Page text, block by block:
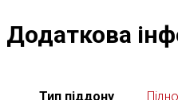
Додаткова
Тип піддону